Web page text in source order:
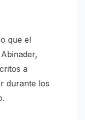
que el
a
durante los